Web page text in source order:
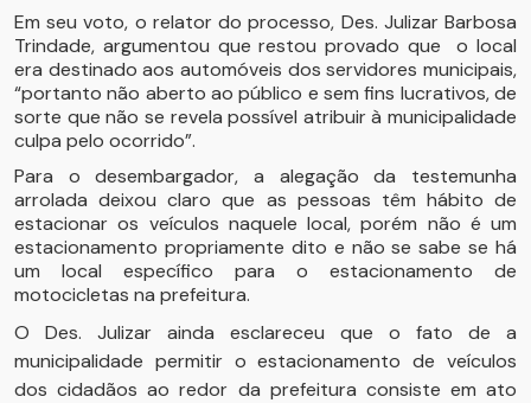
Em seu voto, o relator do processo, Des. Julizar Barbosa
Trindade, argumentou que restou provado que o local
era destinado aos automóveis dos servidores municipais,
“portanto não aberto ao público e sem fins lucrativos, de
sorte que não se revela possível atribuir à municipalidade
culpa pelo ocorrido”.
Para o desembargador, a alegação da testemunha
arrolada deixou claro que as pessoas têm hábito de
estacionar os veículos naquele local, porém não é um
estacionamento propriamente dito e não se sabe se há
um local específico para o estacionamento de
motocicletas na prefeitura.
O Des. Julizar ainda esclareceu que o fato de a
municipalidade permitir o estacionamento de veículos
dos cidadãos ao redor da prefeitura consiste em ato